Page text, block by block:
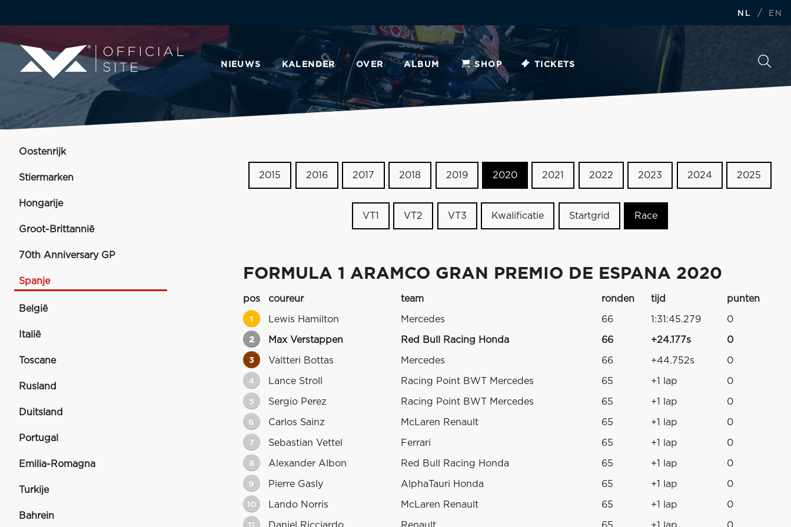
NL / EN
NIEUWS KALENDER OVER ALBUM SHOP TICKETS
Oostenrijk
Stiermarken
Hongarije
Groot-Brittannië
70th Anniversary GP
Spanje
België
Italië
Toscane
Rusland
Duitsland
Portugal
Emilia-Romagna
Turkije
Bahrein
2015 2016 2017 2018 2019 2020 2021 2022 2023 2024 2025
VT1 VT2 VT3 Kwalificatie Startgrid Race
FORMULA 1 ARAMCO GRAN PREMIO DE ESPANA 2020
pos coureur team ronden tijd punten
1 Lewis Hamilton Mercedes 66 1:31:45.279 0
2 Max Verstappen Red Bull Racing Honda 66 +24.177s 0
3 Valtteri Bottas Mercedes 66 +44.752s 0
4 Lance Stroll Racing Point BWT Mercedes 65 +1 lap 0
5 Sergio Perez Racing Point BWT Mercedes 65 +1 lap 0
6 Carlos Sainz McLaren Renault 65 +1 lap 0
7 Sebastian Vettel Ferrari 65 +1 lap 0
8 Alexander Albon Red Bull Racing Honda 65 +1 lap 0
9 Pierre Gasly AlphaTauri Honda 65 +1 lap 0
10 Lando Norris McLaren Renault 65 +1 lap 0
11